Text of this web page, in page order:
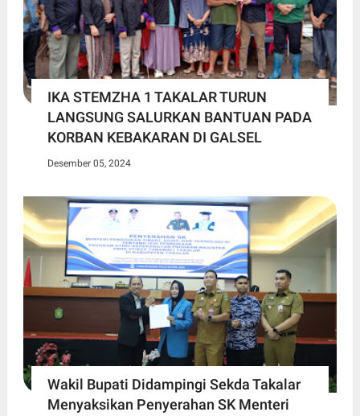
IKA STEMZHA 1 TAKALAR TURUN
LANGSUNG SALURKAN BANTUAN PADA
KORBAN KEBAKARAN DI GALSEL
Desember 05, 2024
Wakil Bupati Didampingi Sekda Takalar
Menyaksikan Penyerahan SK Menteri